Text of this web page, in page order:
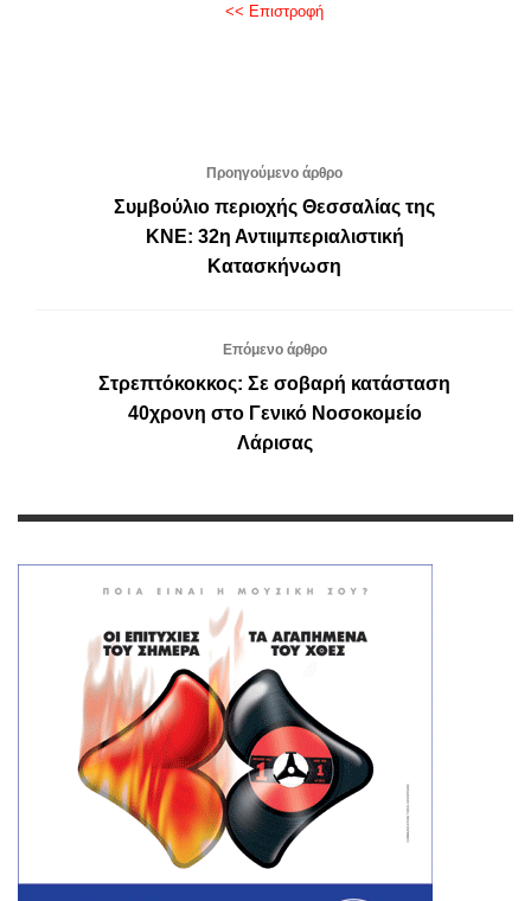
<< Επιστροφή
Προηγούμενο άρθρο
Συμβούλιο περιοχής Θεσσαλίας της
ΚΝΕ: 32η Αντιιμπεριαλιστική
Κατασκήνωση
Επόμενο άρθρο
Στρεπτόκοκκος: Σε σοβαρή κατάσταση
40χρονη στο Γενικό Νοσοκομείο
Λάρισας